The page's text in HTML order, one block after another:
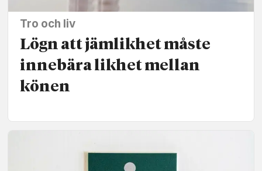
Tro och liv
Lögn att jämlikhet måste
innebära likhet mellan
könen